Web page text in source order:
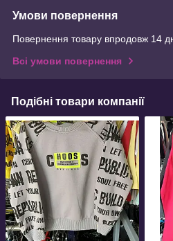
Умови повернення
Повернення товару впродовж 14
Всі умови повернення
Подібні товари компанії